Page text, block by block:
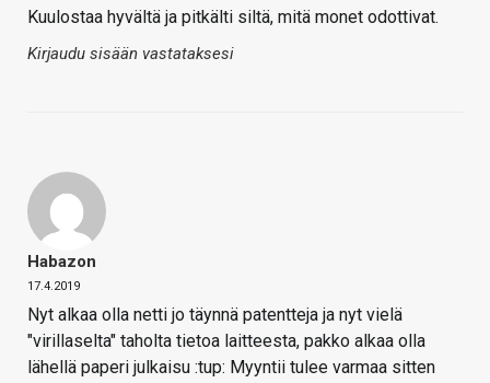
Kuulostaa hyvältä ja pitkälti siltä, mitä monet odottivat.
Kirjaudu sisään vastataksesi
Habazon
17.4.2019
Nyt alkaa olla netti jo täynnä patentteja ja nyt vielä
"virillaselta" taholta tietoa laitteesta, pakko alkaa olla
lähellä paperi julkaisu :tup: Myyntii tulee varmaa sitten